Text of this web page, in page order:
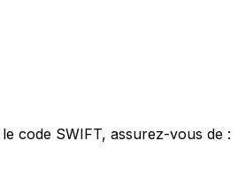
code SWIFT, assurez-vous de :